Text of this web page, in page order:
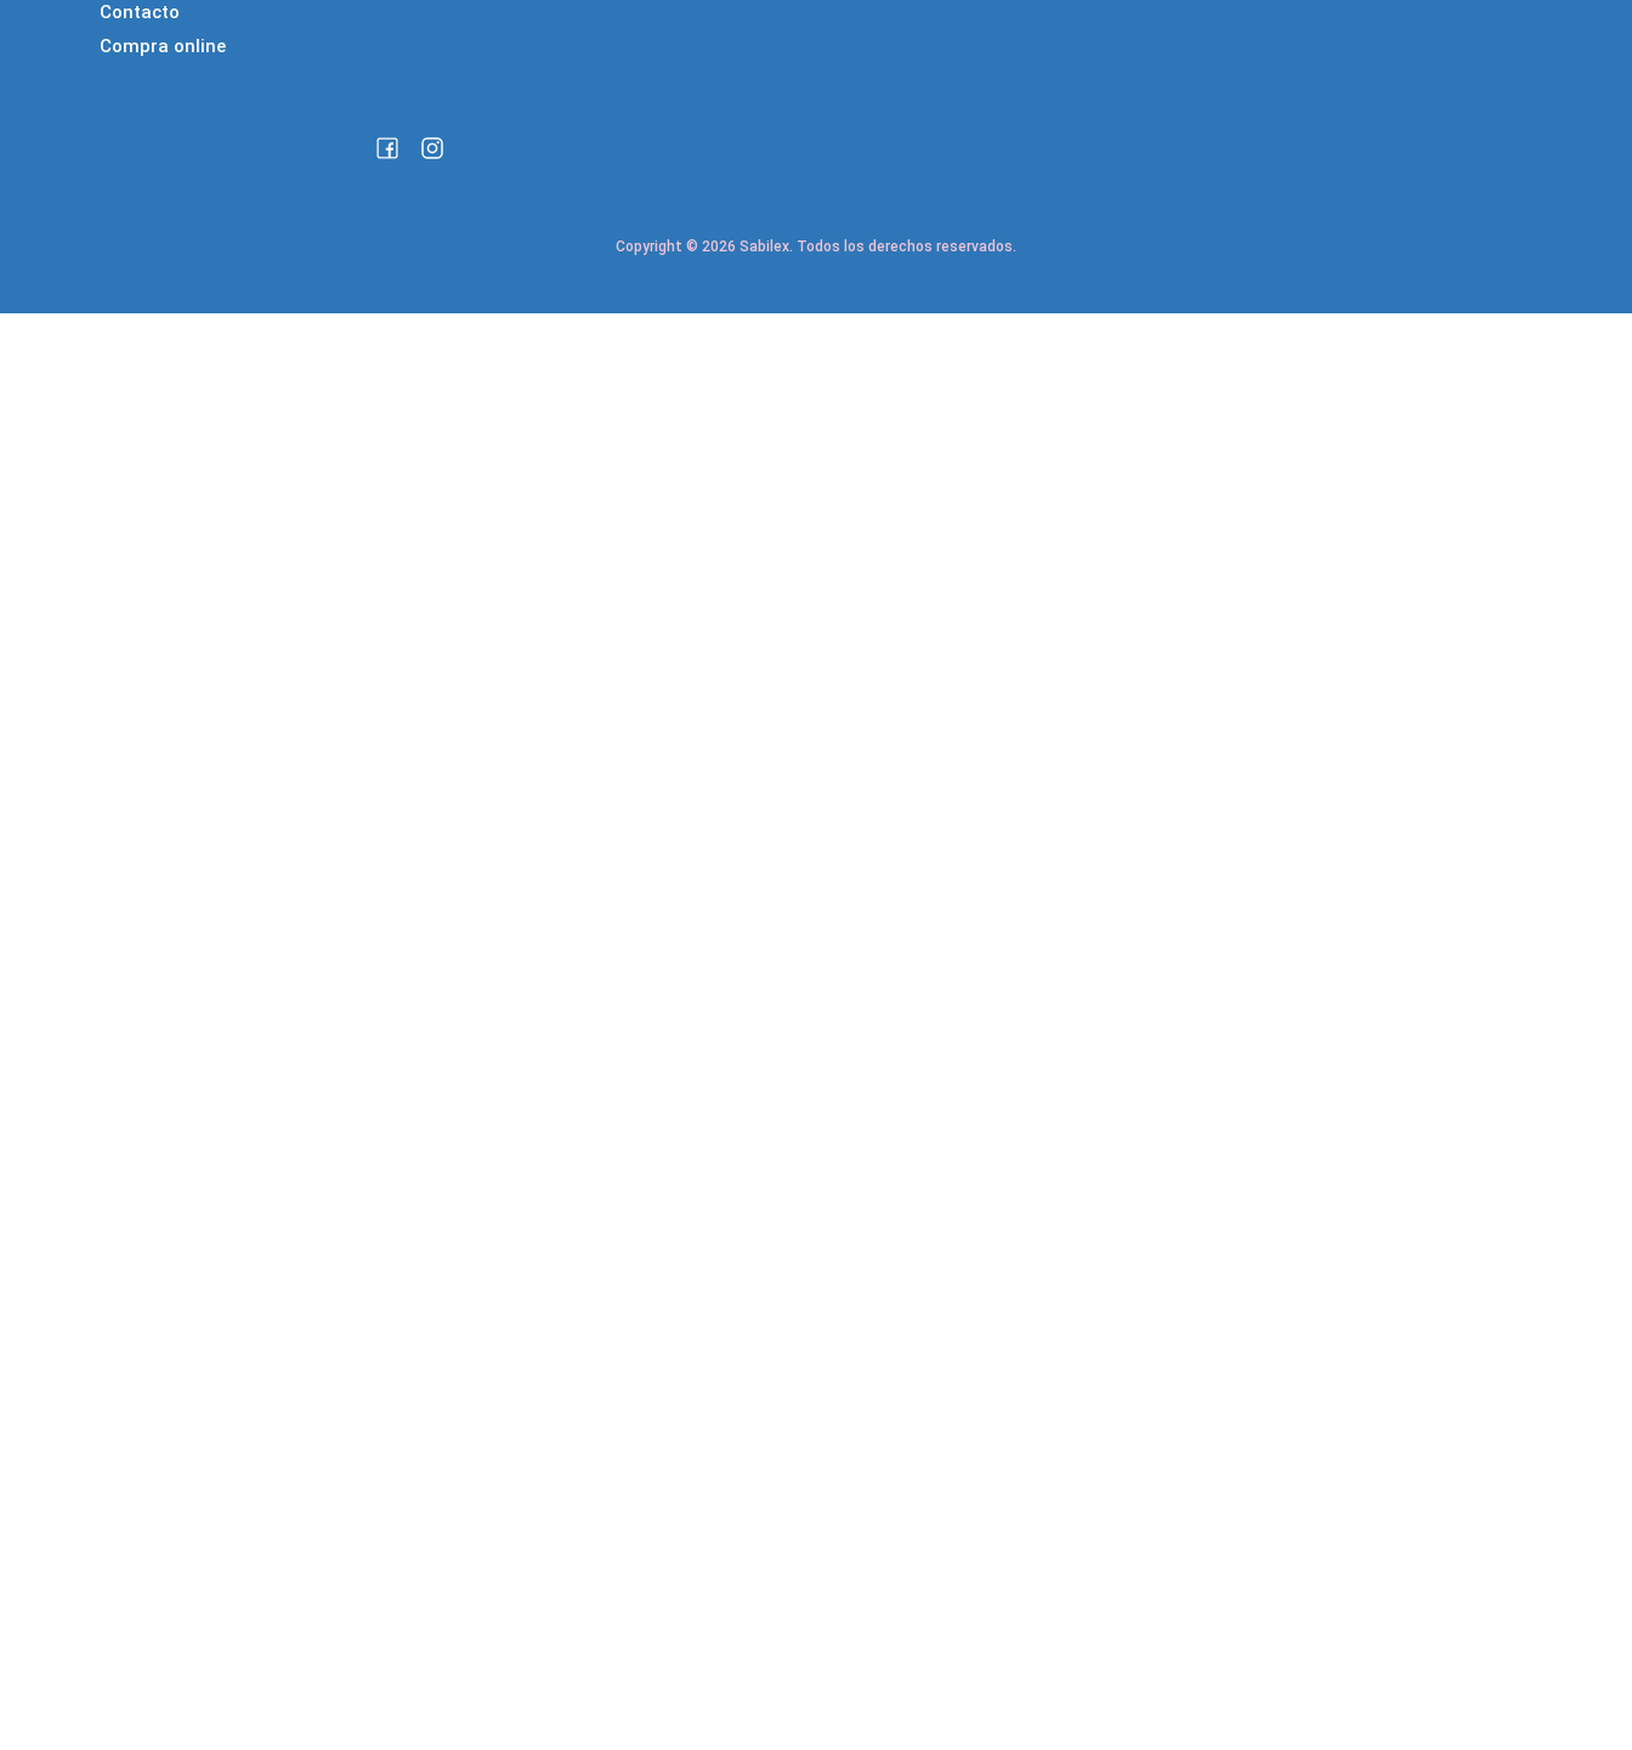
Contacto
Compra online
Copyright © 2026 Sabilex. Todos los derechos reservados.